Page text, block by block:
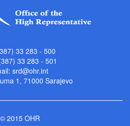
33 283 - 500
33 283 - 501
srd@ohr.int
1, 71000 Sarajevo
© 2015 OHR